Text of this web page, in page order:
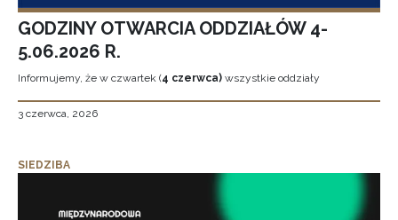
GODZINY OTWARCIA ODDZIAŁÓW 4-
5.06.2026 R.
Informujemy, że w czwartek (4 czerwca) wszystkie oddziały
3 czerwca, 2026
SIEDZIBA